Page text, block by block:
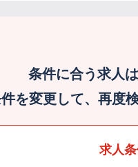
条件に合う求人
を変更して、再度
求人